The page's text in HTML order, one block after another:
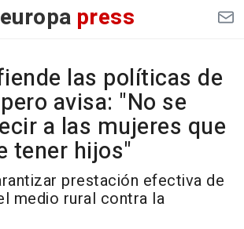
europa press
las políticas de
avisa: "No se
a las mujeres que
tener hijos"
prestación efectiva de
medio rural contra la